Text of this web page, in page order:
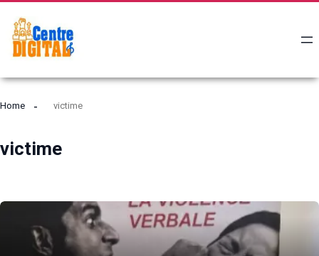
Home victime
victime